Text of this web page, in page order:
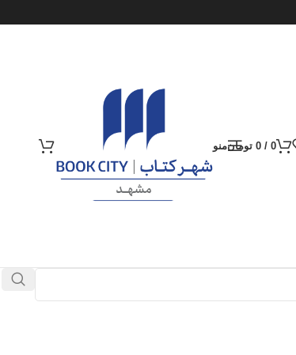
0
/
0 تومانمنو